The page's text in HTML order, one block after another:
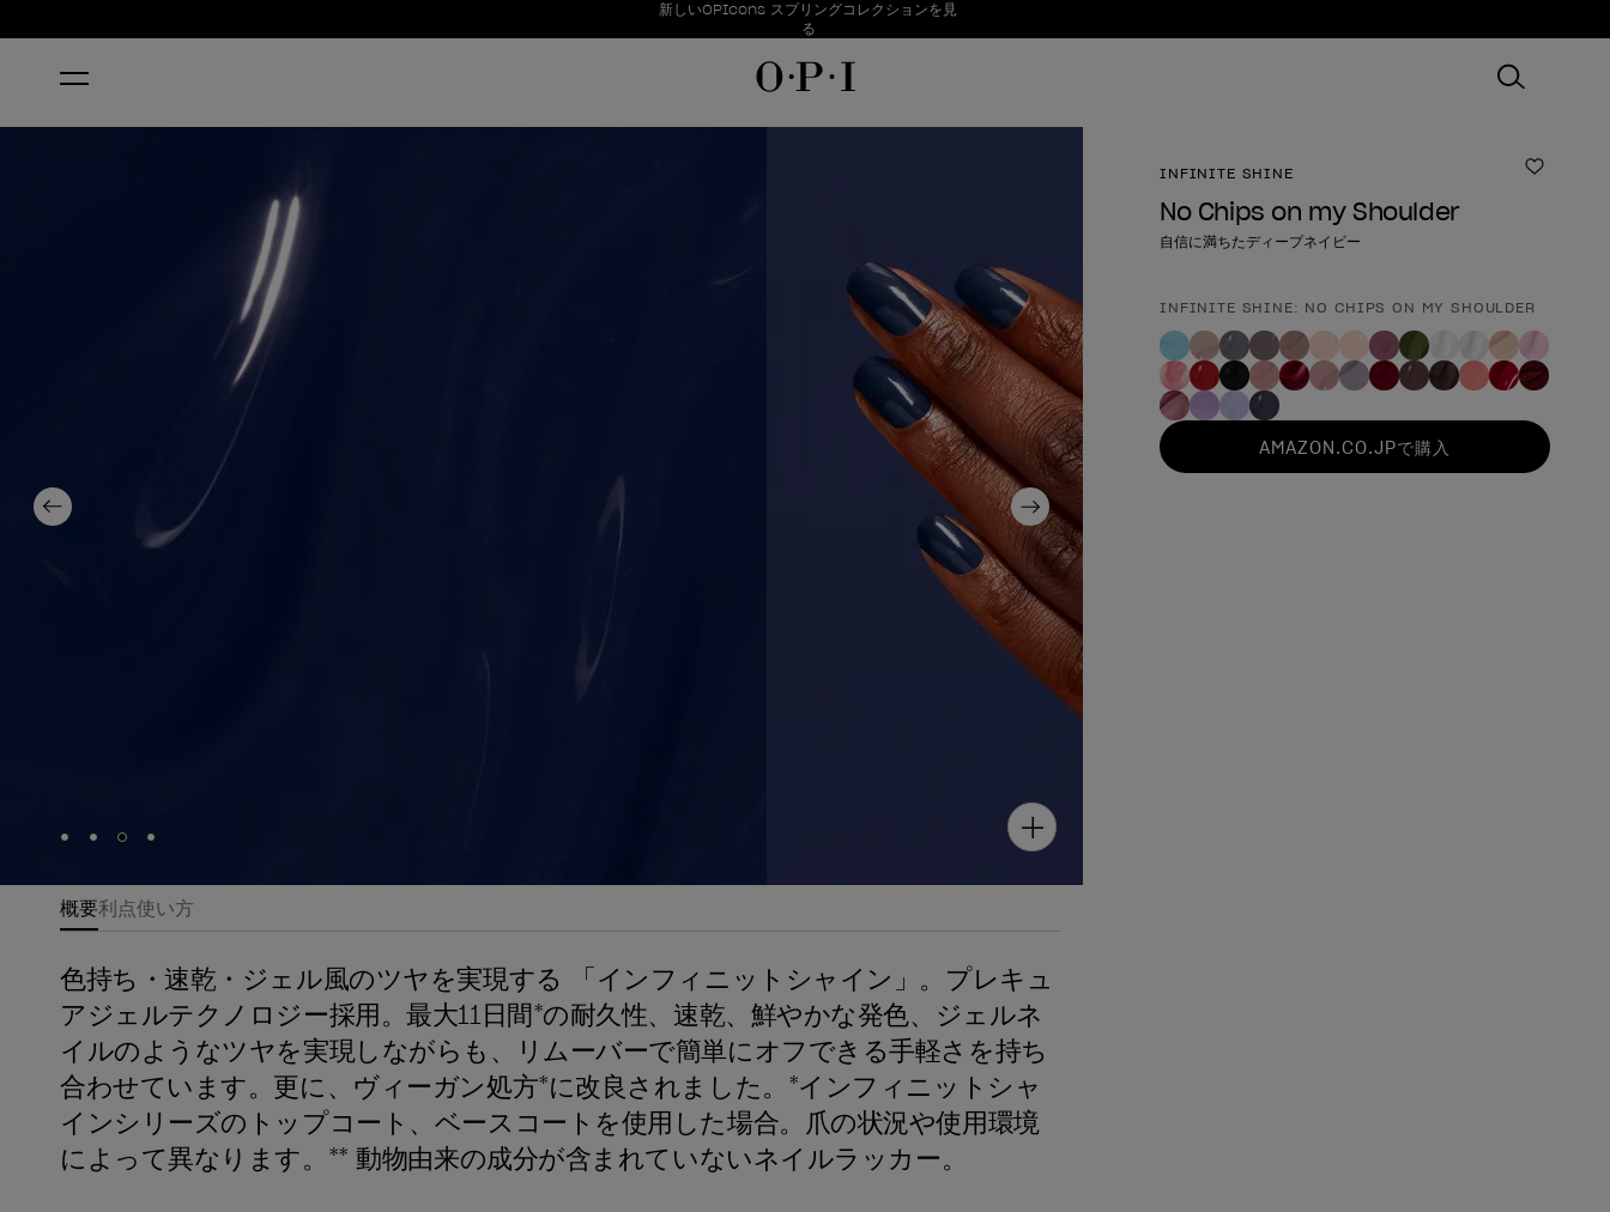
お得情報新しいOPIcons スプリングコレクションを見
る
Item 1 of 1
Previous Next
Skip to slide
Skip to slide
Skip to slide
Skip to slide
INFINITE SHINE ほしい
No Chips on my Shoulder
自信に満ちたディープネイビー
製品形態
INFINITE SHINE: NO CHIPS ON MY SHOULDER
AMAZON.CO.JPで購入
概要利点使い方
色持ち・速乾・ジェル風のツヤを実現する 「インフィニットシャイン」。プレキュ
アジェルテクノロジー採用。最大11日間*の耐久性、速乾、鮮やかな発色、ジェルネ
イルのようなツヤを実現しながらも、リムーバーで簡単にオフできる手軽さを持ち
合わせています。更に、ヴィーガン処方*に改良されました。*インフィニットシャ
インシリーズのトップコート、ベースコートを使用した場合。爪の状況や使用環境
によって異なります。** 動物由来の成分が含まれていないネイルラッカー。